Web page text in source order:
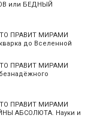
или БЕДНЫЙ
ПРАВИТ МИРАМИ
до Вселенной
ПРАВИТ МИРАМИ
ПРАВИТ МИРАМИ
АБСОЛЮТА. Науки и